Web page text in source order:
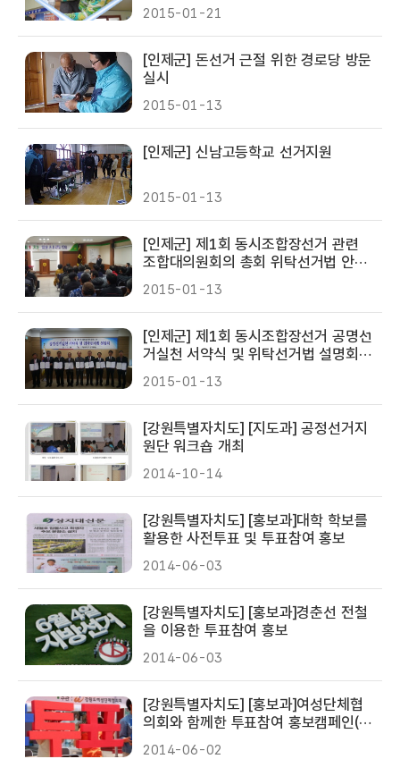
2015-01-21
[인제군] 돈선거 근절 위한 경로당 방문
실시
2015-01-13
[인제군] 신남고등학교 선거지원
2015-01-13
[인제군] 제1회 동시조합장선거 관련
조합대의원회의 총회 위탁선거법 안내
실시
2015-01-13
[인제군] 제1회 동시조합장선거 공명선
거실천 서약식 및 위탁선거법 설명회
개최
2015-01-13
[강원특별자치도] [지도과] 공정선거지
원단 워크숍 개최
2014-10-14
[강원특별자치도] [홍보과]대학 학보를
활용한 사전투표 및 투표참여 홍보
2014-06-03
[강원특별자치도] [홍보과]경춘선 전철
을 이용한 투표참여 홍보
2014-06-03
[강원특별자치도] [홍보과]여성단체협
의회와 함께한 투표참여 홍보캠페인(5.
28 춘천명동)
2014-06-02